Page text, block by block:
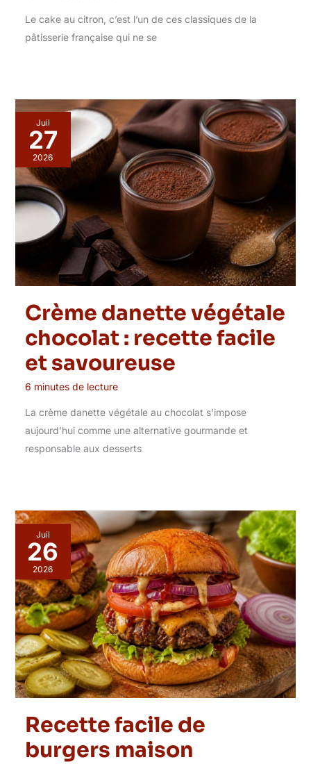
Le cake au citron, c’est l’un de ces classiques de la
pâtisserie française qui ne se
Juil
27
2026
Crème danette végétale
chocolat : recette facile
et savoureuse
6 minutes de lecture
La crème danette végétale au chocolat s’impose
aujourd’hui comme une alternative gourmande et
responsable aux desserts
Juil
26
2026
Recette facile de
burgers maison